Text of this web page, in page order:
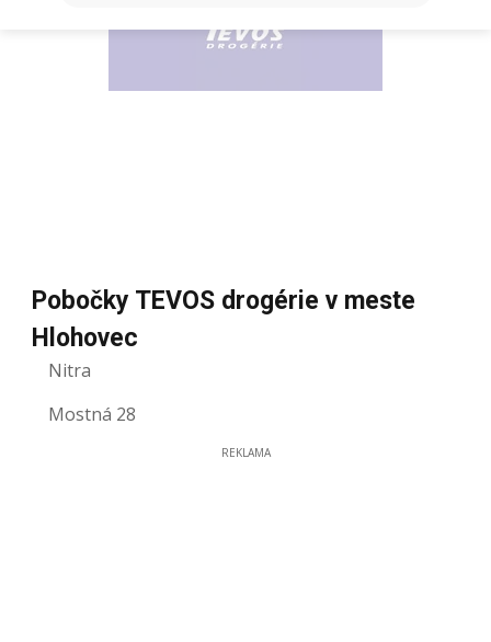
Pobočky TEVOS drogérie v meste
Hlohovec
Nitra
Mostná 28
REKLAMA